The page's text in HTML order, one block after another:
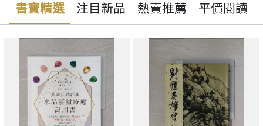
書寶精選 注目新品 熱賣推薦 平價閱讀